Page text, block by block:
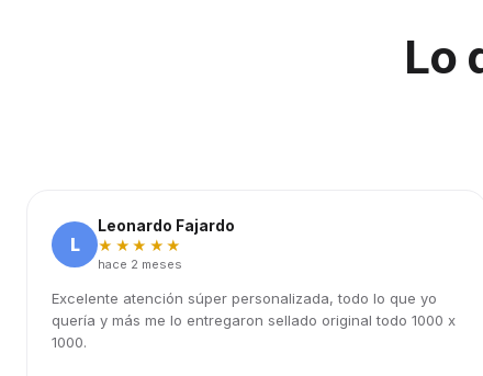
Lo
L
Leonardo Fajardo
★★★★★
hace 2 meses
Excelente atención súper personalizada, todo lo que yo
quería y más me lo entregaron sellado original todo 1000 x
1000.